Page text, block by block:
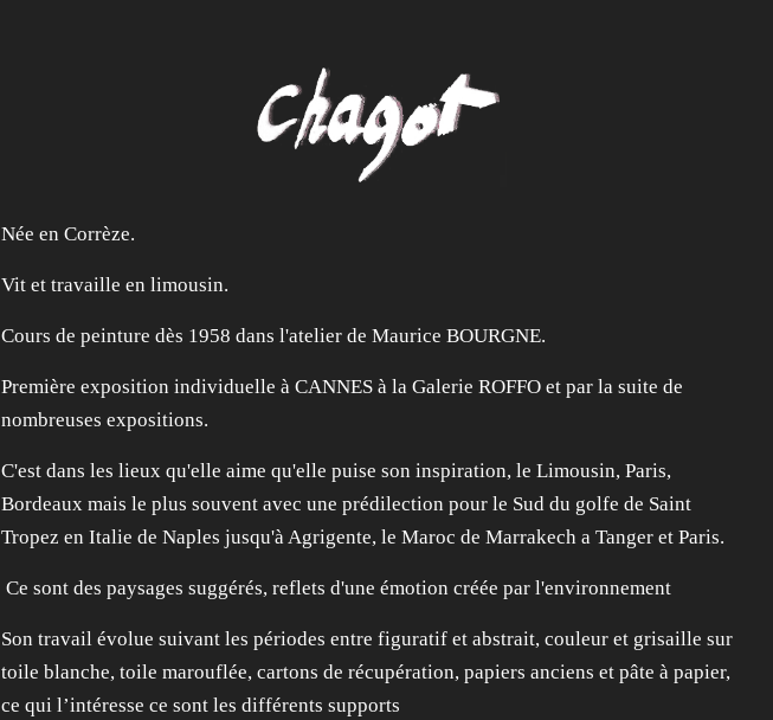
Née en Corrèze.
Vit et travaille en limousin.
Cours de peinture dès 1958 dans l'atelier de Maurice BOURGNE.
Première exposition individuelle à CANNES à la Galerie ROFFO et par la suite de
nombreuses expositions.
C'est dans les lieux qu'elle aime qu'elle puise son inspiration, le Limousin, Paris,
Bordeaux mais le plus souvent avec une prédilection pour le Sud du golfe de Saint
Tropez en Italie de Naples jusqu'à Agrigente, le Maroc de Marrakech a Tanger et Paris.
Ce sont des paysages suggérés, reflets d'une émotion créée par l'environnement
Son travail évolue suivant les périodes entre figuratif et abstrait, couleur et grisaille sur
toile blanche, toile marouflée, cartons de récupération, papiers anciens et pâte à papier,
ce qui l’intéresse ce sont les différents supports